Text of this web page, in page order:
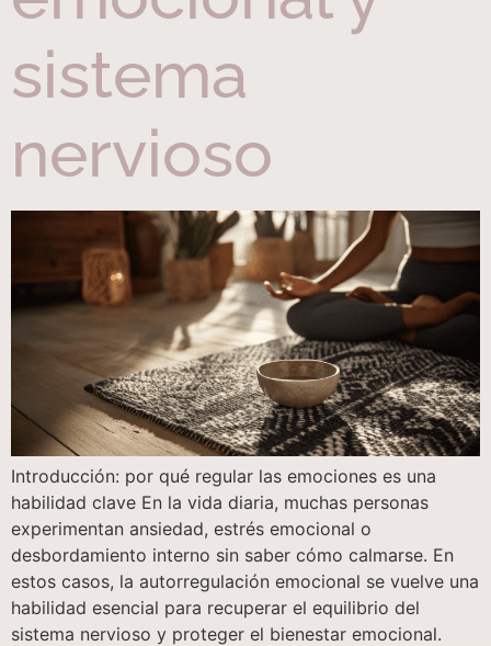
sistema
nervioso
Introducción: por qué regular las emociones es una
habilidad clave En la vida diaria, muchas personas
experimentan ansiedad, estrés emocional o
desbordamiento interno sin saber cómo calmarse. En
estos casos, la autorregulación emocional se vuelve una
habilidad esencial para recuperar el equilibrio del
sistema nervioso y proteger el bienestar emocional.